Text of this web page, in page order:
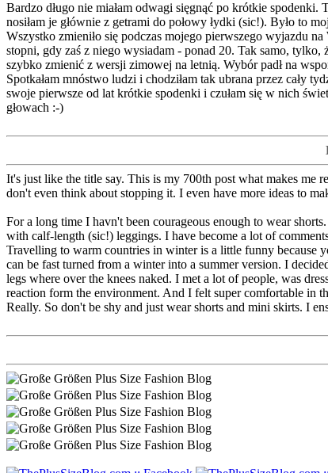
Bardzo długo nie miałam odwagi sięgnąć po krótkie
nosiłam je głównie z getrami do połowy łydki (sic!). Było to
Wszystko zmieniło się podczas mojego pierwszego wyjazdu
stopni, gdy zaś z niego wysiadam - ponad 20. Tak samo,
szybko zmienić z wersji zimowej na letnią. Wybór padł na
Spotkałam mnóstwo ludzi i chodziłam tak ubrana przez cały
swoje pierwsze od lat krótkie spodenki i czułam się w nich
głowach :-)
It's just like the title say. This is my 700th post what makes
don't even think about stopping it. I even have more ideas to
For a long time I havn't been courageous enough to wear
with calf-length (sic!) leggings. I have become a lot of
Travelling to warm countries in winter is a little funny because
can be fast turned from a winter into a summer version. I
legs where over the knees naked. I met a lot of people, was
reaction form the environment. And I felt super comfortable in
Really. So don't be shy and just wear shorts and mini skirts. I